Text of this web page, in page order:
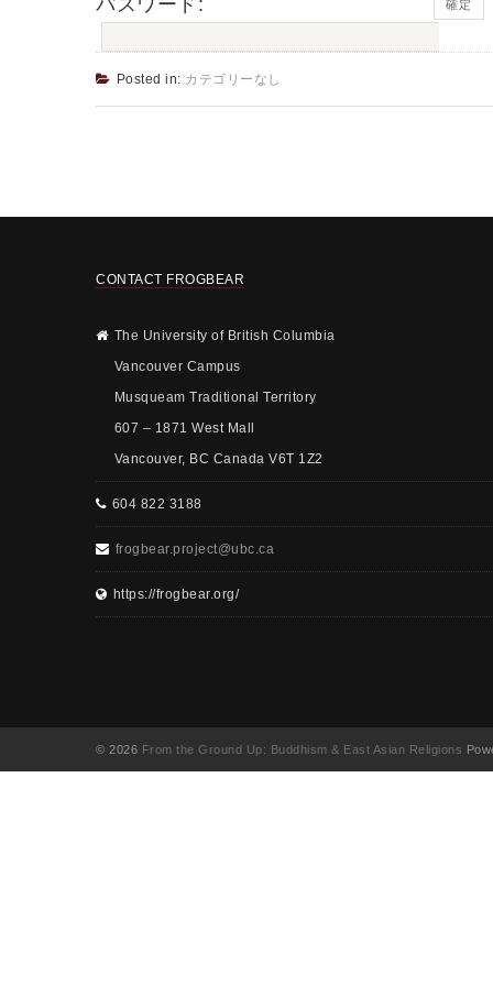
パスワード:
Posted in: カテゴリーなし
CONTACT FROGBEAR
The University of British Columbia
Vancouver Campus
Musqueam Traditional Territory
607 – 1871 West Mall
Vancouver, BC Canada V6T 1Z2
604 822 3188
frogbear.project@ubc.ca
https://frogbear.org/
© 2026 From the Ground Up: Buddhism & East Asian Religions